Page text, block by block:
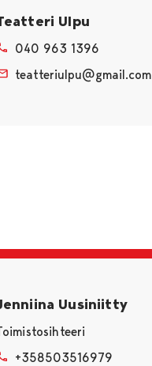
Ulpu
040 963 1396
teatteriulpu@gmail.com
Uusiniitty
+358503516979